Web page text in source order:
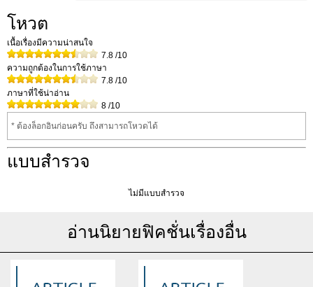
โหวต
เนื้อเรื่องมีความน่าสนใจ
7.8 /10
ความถูกต้องในการใช้ภาษา
7.8 /10
ภาษาที่ใช้น่าอ่าน
8 /10
* ต้องล็อกอินก่อนครับ ถึงสามารถโหวดได้
แบบสำรวจ
ไม่มีแบบสำรวจ
อ่านนิยายฟิคชั่นเรื่องอื่น